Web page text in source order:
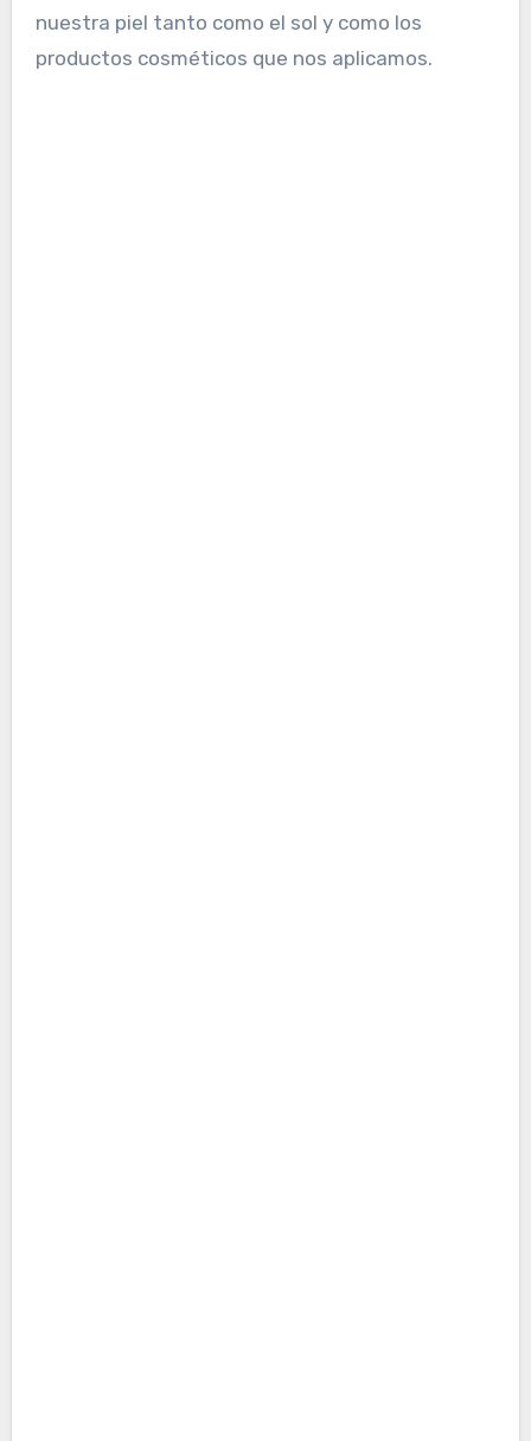
nuestra piel tanto como el sol y como los
productos cosméticos que nos aplicamos.